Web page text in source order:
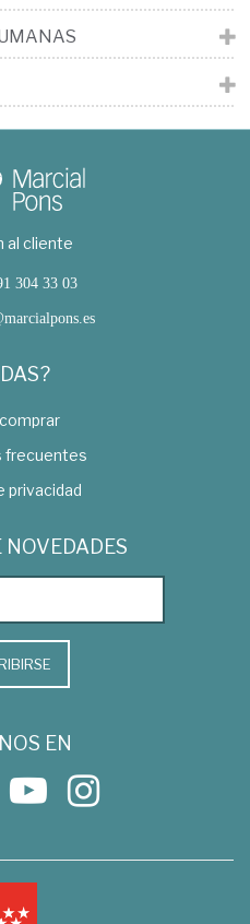
al cliente
304 33 03
frecuentes
privacidad
NOVEDADES
EN